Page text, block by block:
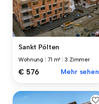
Sankt Pölten
Wohnung 71 m² |3 Zimmer
€ 576 Mehr sehen